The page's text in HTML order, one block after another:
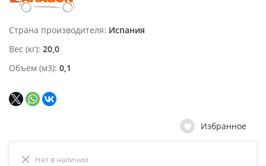
Страна производителя Испания
Вес (кг) 20,0
Объем (м3) 0,1
Избранное
Нет в наличии